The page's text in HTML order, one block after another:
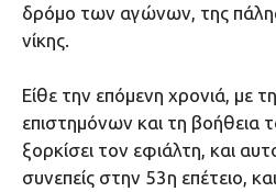
δρόμο των αγώνων, της
νίκης.
Είθε την επόμενη χρονιά, με
επιστημόνων και τη βοήθεια
ξορκίσει τον εφιάλτη, και
συνεπείς στην 53η επέτειο,